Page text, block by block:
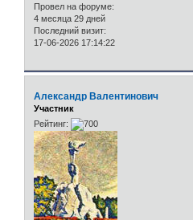
Провел на форуме:
4 месяца 29 дней
Последний визит:
17-06-2026 17:14:22
Александр Валентинович
Участник
Рейтинг: